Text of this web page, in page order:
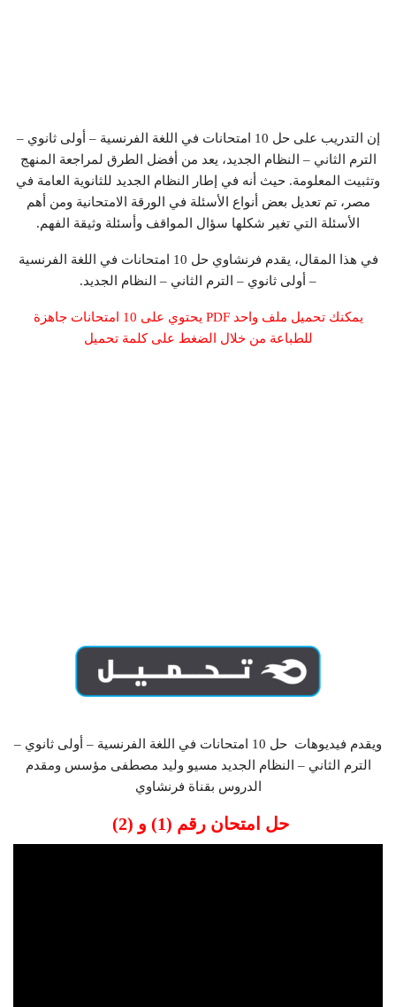
إن التدريب على حل 10 امتحانات في اللغة الفرنسية – أولى ثانوي –
الترم الثاني – النظام الجديد، يعد من أفضل الطرق لمراجعة المنهج
وتثبيت المعلومة. حيث أنه في إطار النظام الجديد للثانوية العامة في
مصر، تم تعديل بعض أنواع الأسئلة في الورقة الامتحانية ومن أهم
الأسئلة التي تغير شكلها سؤال المواقف وأسئلة وثيقة الفهم.
في هذا المقال، يقدم فرنشاوي حل 10 امتحانات في اللغة الفرنسية
– أولى ثانوي – الترم الثاني – النظام الجديد.
يمكنك تحميل ملف واحد PDF يحتوي على 10 امتحانات جاهزة
للطباعة من خلال الضغط على كلمة تحميل
ويقدم فيديوهات حل 10 امتحانات في اللغة الفرنسية – أولى ثانوي –
الترم الثاني – النظام الجديد مسيو وليد مصطفى مؤسس ومقدم
الدروس بقناة فرنشاوي
حل امتحان رقم (1) و (2)